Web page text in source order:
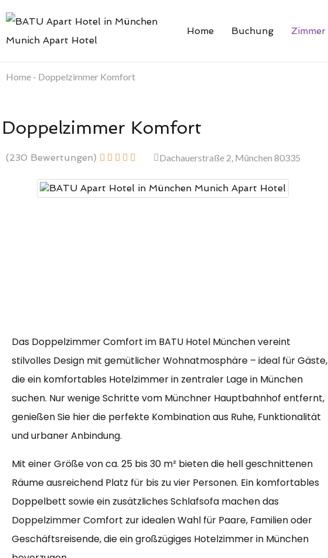
Home Buchung Zimmer
Home - Doppelzimmer Komfort
Doppelzimmer Komfort
(230 Bewertungen)      Dachauerstraße 2, München 80335
Das Doppelzimmer Comfort im BATU Hotel München vereint
stilvolles Design mit gemütlicher Wohnatmosphäre – ideal für Gäste,
die ein komfortables Hotelzimmer in zentraler Lage in München
suchen. Nur wenige Schritte vom Münchner Hauptbahnhof entfernt,
genießen Sie hier die perfekte Kombination aus Ruhe, Funktionalität
und urbaner Anbindung.
Mit einer Größe von ca. 25 bis 30 m² bieten die hell geschnittenen
Räume ausreichend Platz für bis zu vier Personen. Ein komfortables
Doppelbett sowie ein zusätzliches Schlafsofa machen das
Doppelzimmer Comfort zur idealen Wahl für Paare, Familien oder
Geschäftsreisende, die ein großzügiges Hotelzimmer in München